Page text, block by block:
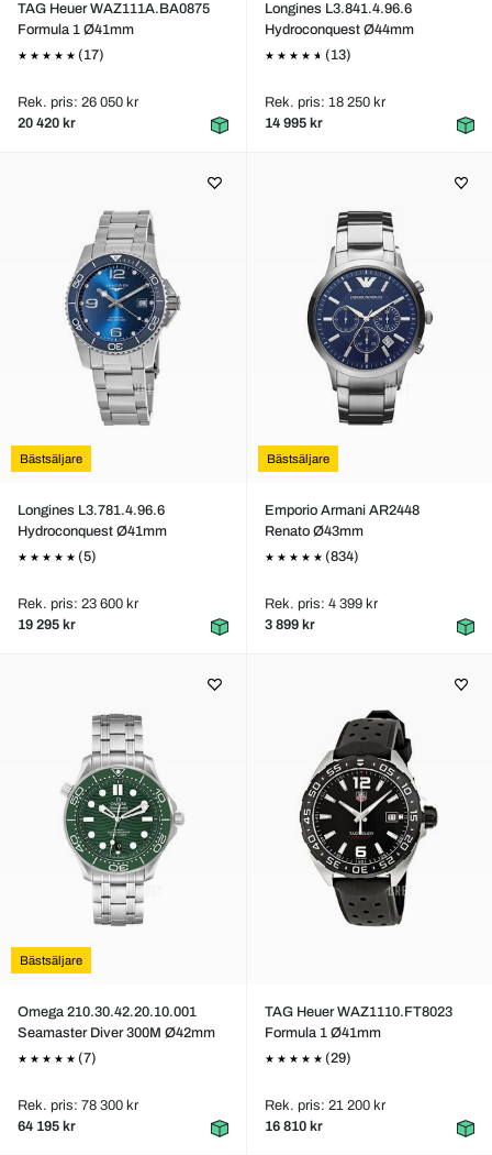
TAG Heuer WAZ111A.BA0875
Formula 1 Ø41mm
(17)
Rek. pris: 26 050 kr
20 420 kr
Longines L3.841.4.96.6
Hydroconquest Ø44mm
(13)
Rek. pris: 18 250 kr
14 995 kr
Bästsäljare
Longines L3.781.4.96.6
Hydroconquest Ø41mm
(5)
Rek. pris: 23 600 kr
19 295 kr
Bästsäljare
Emporio Armani AR2448
Renato Ø43mm
(834)
Rek. pris: 4 399 kr
3 899 kr
Bästsäljare
Omega 210.30.42.20.10.001
Seamaster Diver 300M Ø42mm
(7)
Rek. pris: 78 300 kr
64 195 kr
TAG Heuer WAZ1110.FT8023
Formula 1 Ø41mm
(29)
Rek. pris: 21 200 kr
16 810 kr